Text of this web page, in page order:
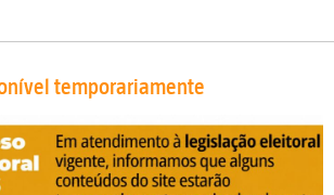
Canais
temporariamente